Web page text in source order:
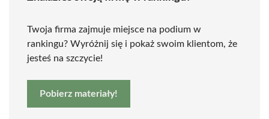
Twoja firma zajmuje miejsce na podium w
rankingu? Wyróżnij się i pokaż swoim klientom, że
jesteś na szczycie!
Pobierz materiały!